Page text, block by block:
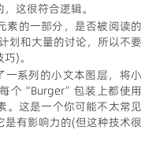
这很符合逻辑。
素的一部分，是否被阅读的
划和大量的讨论，所以不要
)。
一系列的小文本图层，将小
个“Burger”包装上都使用
。这是一个你可能不太常见
有影响力的(但这种技术很